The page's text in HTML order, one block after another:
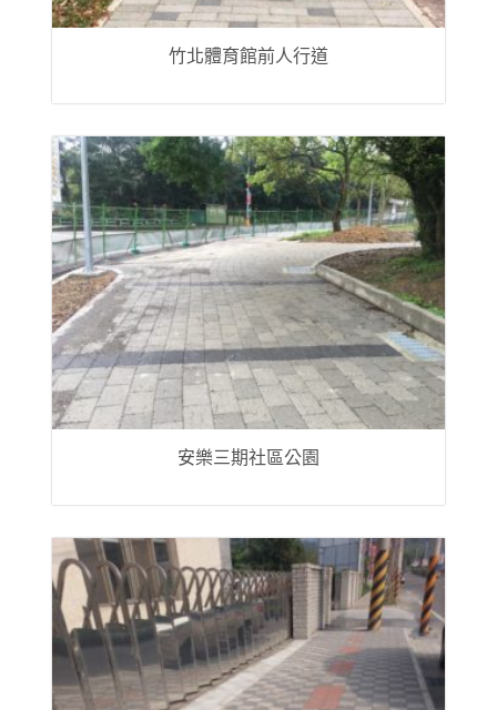
竹北體育館前人行道
安樂三期社區公園